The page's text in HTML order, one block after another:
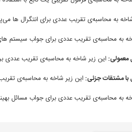
به محاسبه‌ی تقریب عددی برای انتگرال ها
به محاسبه‌ی تقریب عددی برای جواب سیستم
معمولی: این زیر شاخه به محاسبه‌ی تقریب عددی
با مشتقات جزئی: این زیر شاخه به محاسبه‌ی
به محاسبه‌ی تقریب عددی برای جواب مسائل